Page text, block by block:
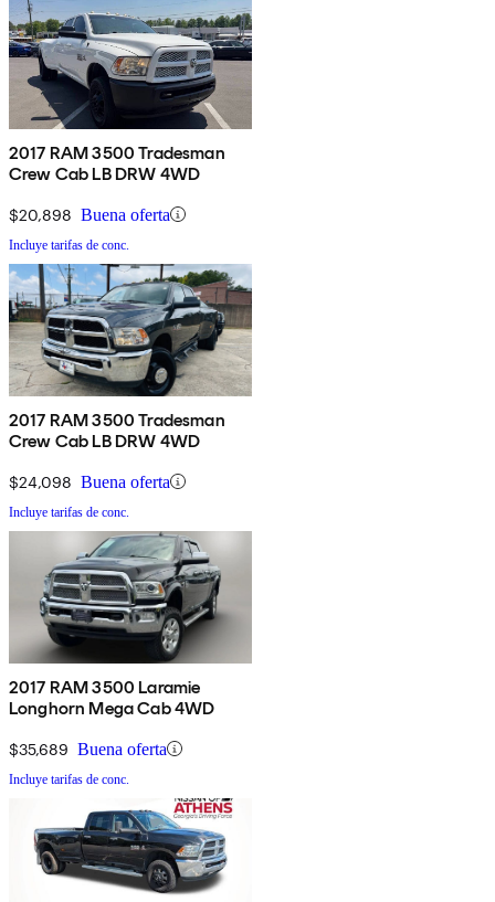
2017 RAM 3500 Tradesman
Crew Cab LB DRW 4WD
$20,898 Buena oferta
Incluye tarifas de conc.
2017 RAM 3500 Tradesman
Crew Cab LB DRW 4WD
$24,098 Buena oferta
Incluye tarifas de conc.
2017 RAM 3500 Laramie
Longhorn Mega Cab 4WD
$35,689 Buena oferta
Incluye tarifas de conc.